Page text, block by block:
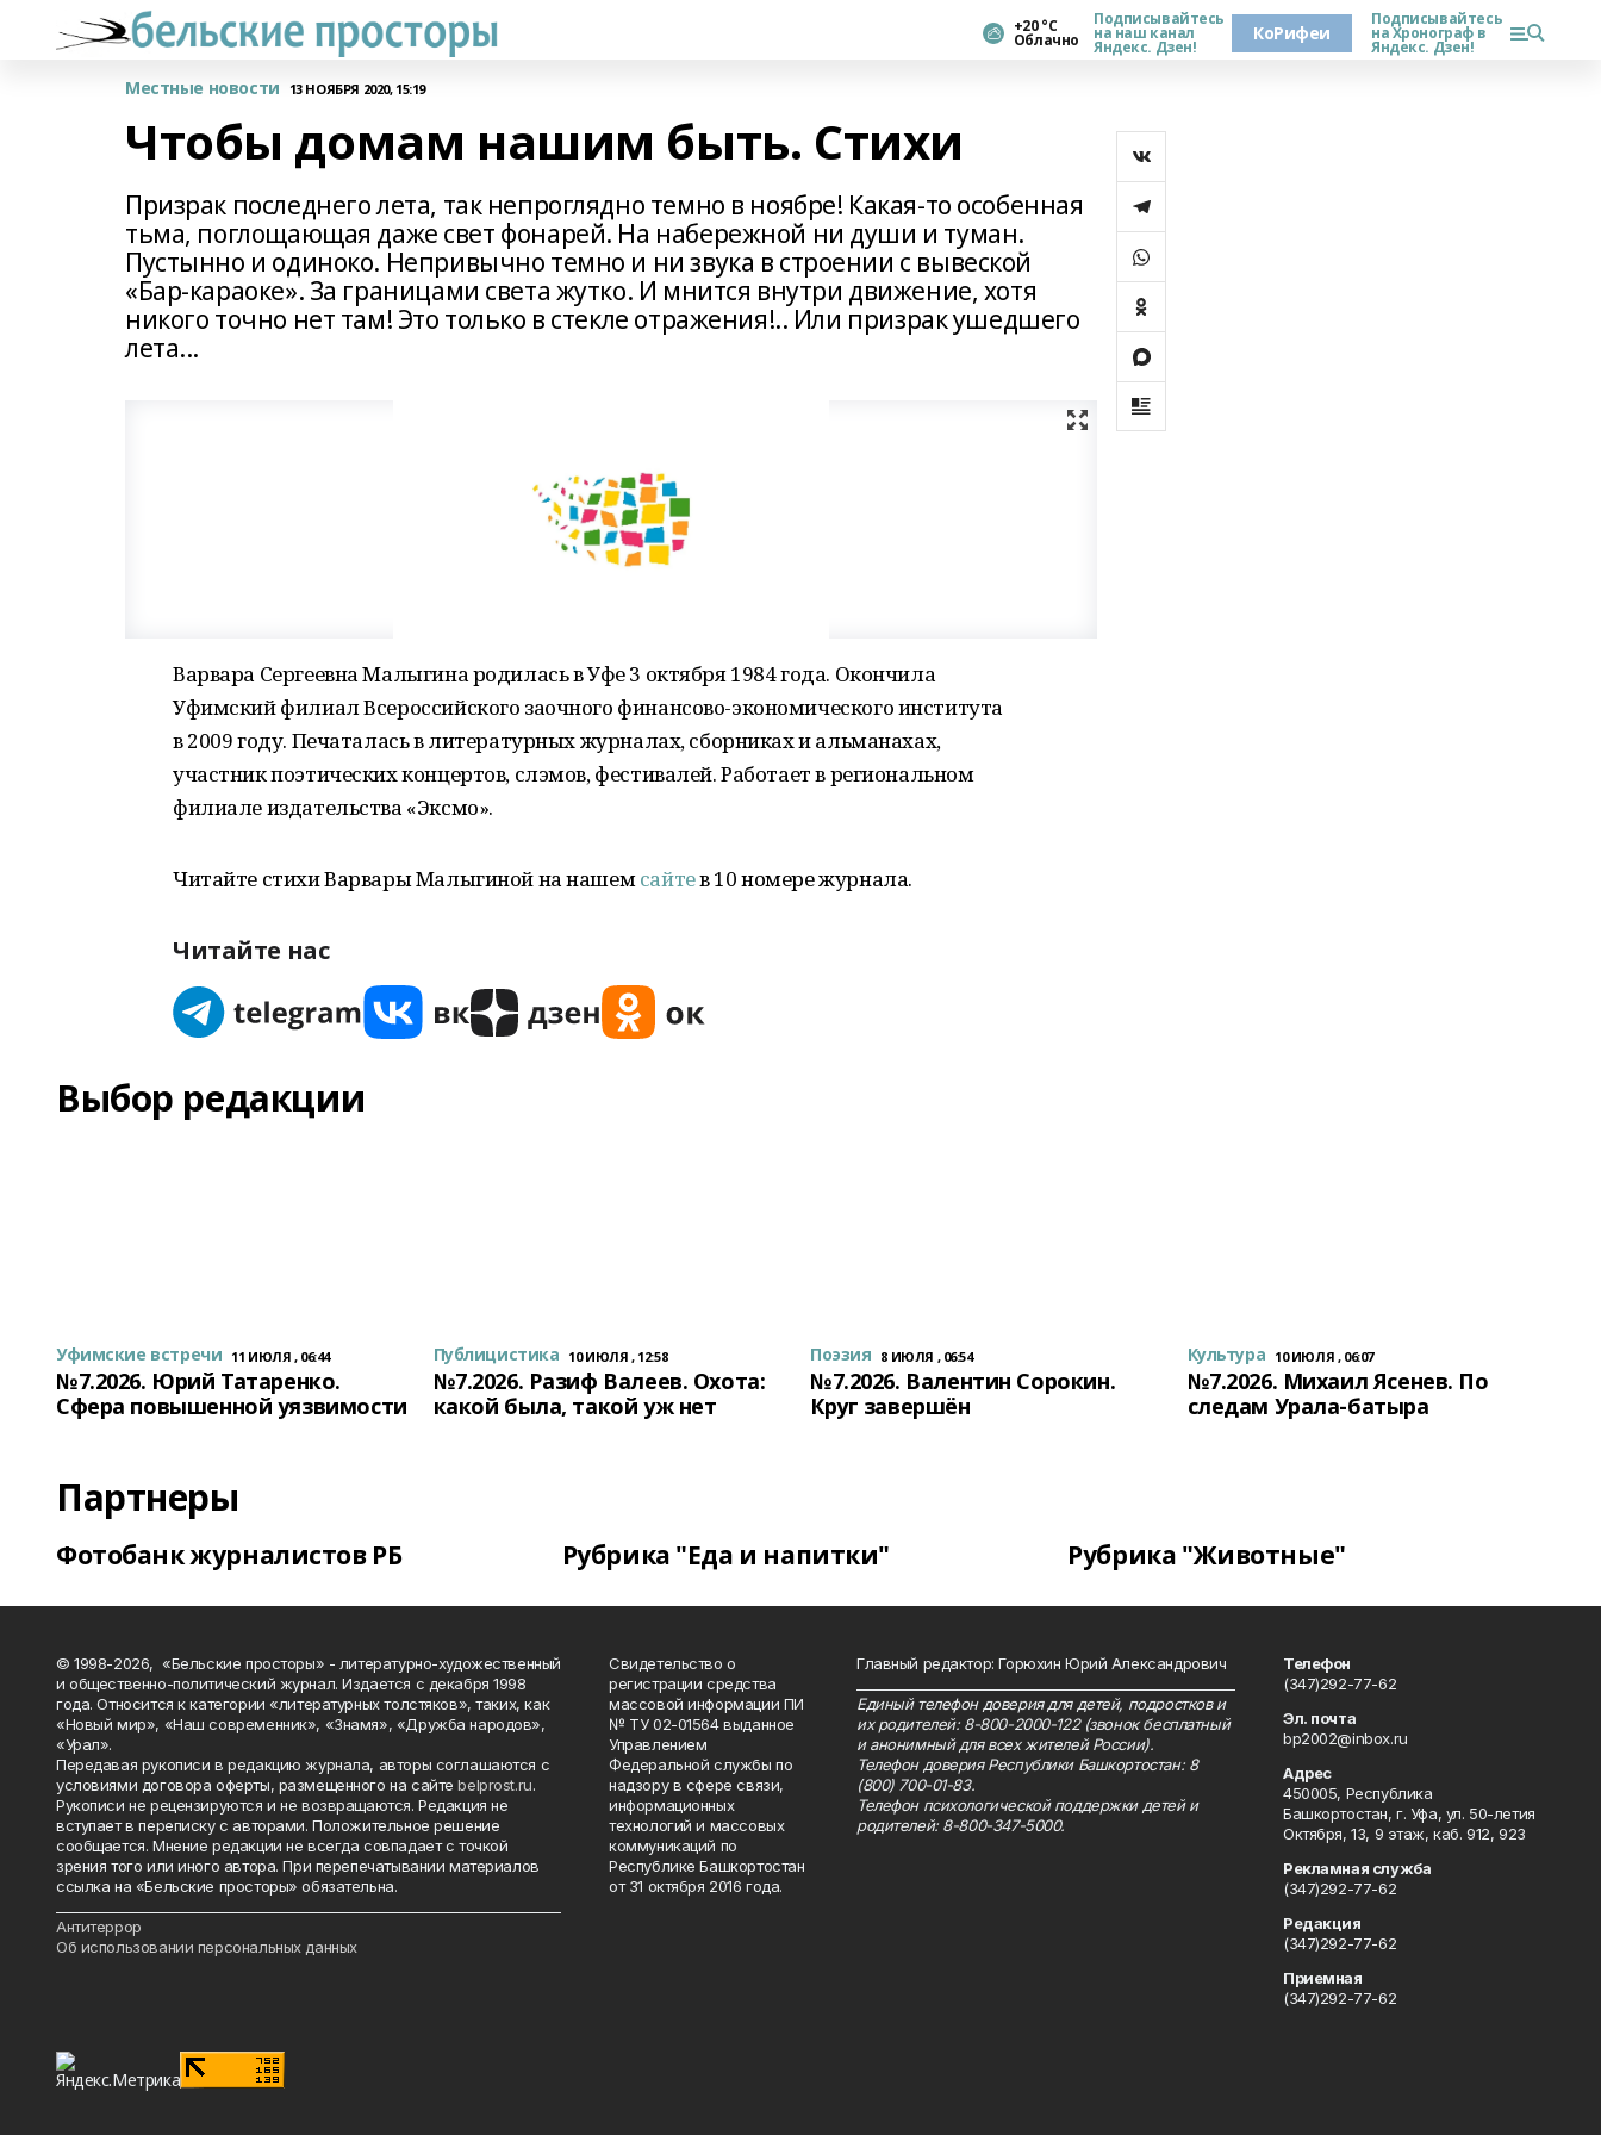
+20 °С
Облачно
Подписывайтесь
на наш канал
Яндекс. Дзен!
КоРифеи
Подписывайтесь
на Хронограф в
Яндекс. Дзен!
Местные новости 13 НОЯБРЯ 2020, 15:19
Чтобы домам нашим быть. Стихи
Призрак последнего лета, так непроглядно темно в ноябре! Какая-то особенная
тьма, поглощающая даже свет фонарей. На набережной ни души и туман.
Пустынно и одиноко. Непривычно темно и ни звука в строении с вывеской
«Бар-караоке». За границами света жутко. И мнится внутри движение, хотя
никого точно нет там! Это только в стекле отражения!.. Или призрак ушедшего
лета...
Варвара Сергеевна Малыгина родилась в Уфе 3 октября 1984 года. Окончила
Уфимский филиал Всероссийского заочного финансово-экономического института
в 2009 году. Печаталась в литературных журналах, сборниках и альманахах,
участник поэтических концертов, слэмов, фестивалей. Работает в региональном
филиале издательства «Эксмо».
Читайте стихи Варвары Малыгиной на нашемсайтев 10 номере журнала.
Читайте нас
Выбор редакции
Уфимские встречи 11 ИЮЛЯ , 06:44
№7.2026. Юрий Татаренко.
Сфера повышенной уязвимости
Публицистика 10 ИЮЛЯ , 12:58
№7.2026. Разиф Валеев. Охота:
какой была, такой уж нет
Поэзия 8 ИЮЛЯ , 06:54
№7.2026. Валентин Сорокин.
Круг завершён
Культура 10 ИЮЛЯ , 06:07
№7.2026. Михаил Ясенев. По
следам Урала-батыра
Партнеры
Фотобанк журналистов РБ Рубрика "Еда и напитки" Рубрика "Животные"
© 1998-2026, «Бельские просторы» - литературно-художественный
и общественно-политический журнал. Издается с декабря 1998
года. Относится к категории «литературных толстяков», таких, как
«Новый мир», «Наш современник», «Знамя», «Дружба народов»,
«Урал».
Передавая рукописи в редакцию журнала, авторы соглашаются с
условиями договора оферты, размещенного на сайтеbelprost.ru.
Рукописи не рецензируются и не возвращаются. Редакция не
вступает в переписку с авторами. Положительное решение
сообщается. Мнение редакции не всегда совпадает с точкой
зрения того или иного автора. При перепечатывании материалов
ссылка на «Бельские просторы» обязательна.
Антитеррор
Об использовании персональных данных
Свидетельство о
регистрации средства
массовой информации ПИ
№ ТУ 02-01564 выданное
Управлением
Федеральной службы по
надзору в сфере связи,
информационных
технологий и массовых
коммуникаций по
Республике Башкортостан
от 31 октября 2016 года.
Главный редактор: Горюхин Юрий Александрович
Единый телефон доверия для детей, подростков и
их родителей: 8-800-2000-122 (звонок бесплатный
и анонимный для всех жителей России).
Телефон доверия Республики Башкортостан: 8
(800) 700-01-83.
Телефон психологической поддержки детей и
родителей: 8-800-347-5000.
Телефон
(347)292-77-62
Эл. почта
bp2002@inbox.ru
Адрес
450005, Республика
Башкортостан, г. Уфа, ул. 50-летия
Октября, 13, 9 этаж, каб. 912, 923
Рекламная служба
(347)292-77-62
Редакция
(347)292-77-62
Приемная
(347)292-77-62